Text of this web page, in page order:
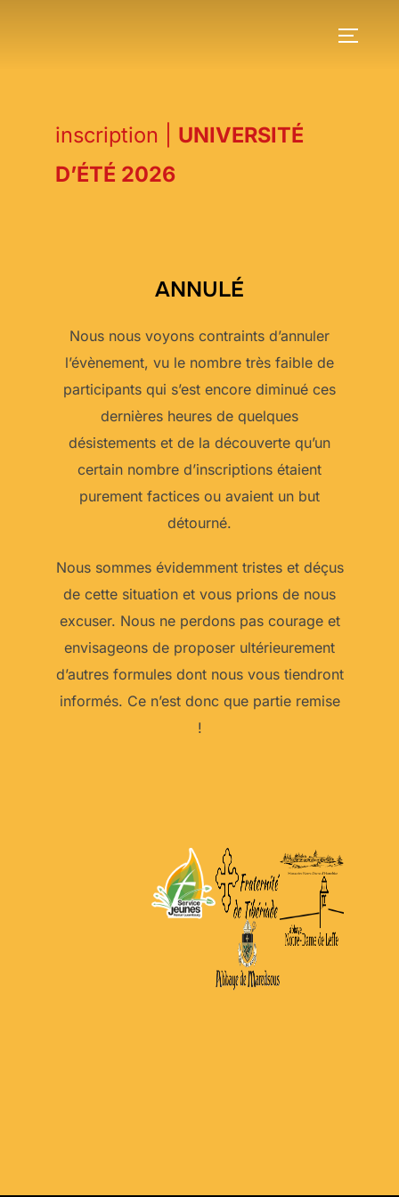
inscription | UNIVERSITÉ
D’ÉTÉ 2026
ANNULÉ
Nous nous voyons contraints d’annuler
l’évènement, vu le nombre très faible de
participants qui s’est encore diminué ces
dernières heures de quelques
désistements et de la découverte qu’un
certain nombre d’inscriptions étaient
purement factices ou avaient un but
détourné.
Nous sommes évidemment tristes et déçus
de cette situation et vous prions de nous
excuser. Nous ne perdons pas courage et
envisageons de proposer ultérieurement
d’autres formules dont nous vous tiendront
informés. Ce n’est donc que partie remise
!